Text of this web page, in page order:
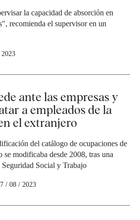
la capacidad de absorción en
recomienda el supervisor en un
ante las empresas y
a empleados de la
el extranjero
del catálogo de ocupaciones de
modificaba desde 2008, tras una
Social y Trabajo
/ 08 / 2023